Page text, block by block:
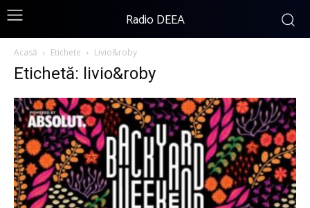
Radio DEEA
Acasă Etichete Livio&roby
Etichetă: livio&roby